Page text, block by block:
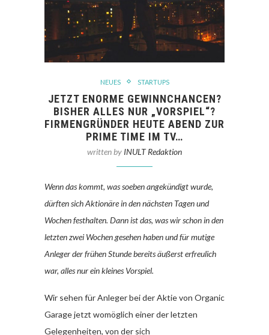
NEUES STARTUPS
JETZT ENORME GEWINNCHANCEN?
BISHER ALLES NUR „VORSPIEL“?
FIRMENGRÜNDER HEUTE ABEND ZUR
PRIME TIME IM TV…
written by INULT Redaktion
Wenn das kommt, was soeben angekündigt wurde,
dürften sich Aktionäre in den nächsten Tagen und
Wochen festhalten. Dann ist das, was wir schon in den
letzten zwei Wochen gesehen haben und für mutige
Anleger der frühen Stunde bereits äußerst erfreulich
war, alles nur ein kleines Vorspiel.
Wir sehen für Anleger bei der Aktie von Organic
Garage jetzt womöglich einer der letzten
Gelegenheiten, von der sich